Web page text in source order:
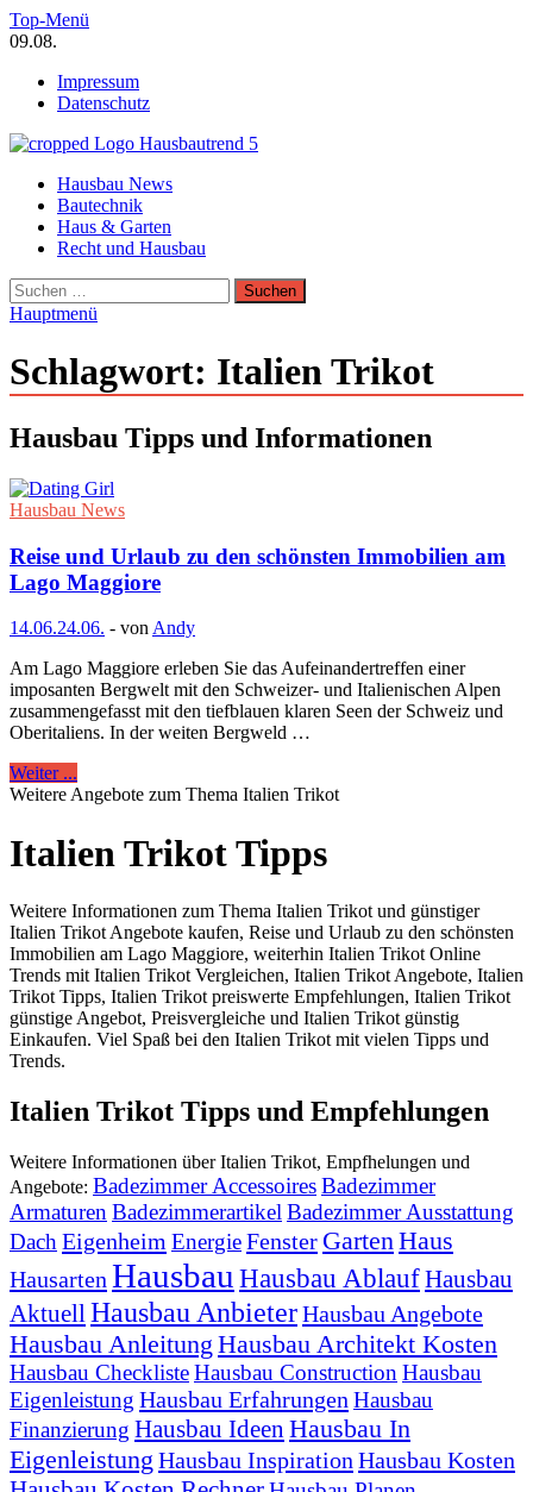
Zum
Inhalt
Top-Menü
09.08.
Impressum
Datenschutz
Hausbautrend Hausbau Trends
Hausbau, Modernisierung, Energietechnik, Haustechnik
Hausbau News
Bautechnik
Haus & Garten
Recht und Hausbau
Suchen
nach:
Hauptmenü
Schlagwort: Italien Trikot
Hausbau Tipps und Informationen
Hausbau News
Reise und Urlaub zu den schönsten Immobilien am
Lago Maggiore
14.06.24.06. - von Andy
Am Lago Maggiore erleben Sie das Aufeinandertreffen einer
imposanten Bergwelt mit den Schweizer- und Italienischen Alpen
zusammengefasst mit den tiefblauen klaren Seen der Schweiz und
Oberitaliens. In der weiten Bergweld …
Weiter ...
Weitere Angebote zum Thema Italien Trikot
Italien Trikot Tipps
Weitere Informationen zum Thema Italien Trikot und günstiger
Italien Trikot Angebote kaufen, Reise und Urlaub zu den schönsten
Immobilien am Lago Maggiore, weiterhin Italien Trikot Online
Trends mit Italien Trikot Vergleichen, Italien Trikot Angebote, Italien
Trikot Tipps, Italien Trikot preiswerte Empfehlungen, Italien Trikot
günstige Angebot, Preisvergleiche und Italien Trikot günstig
Einkaufen. Viel Spaß bei den Italien Trikot mit vielen Tipps und
Trends.
Italien Trikot Tipps und Empfehlungen
Weitere Informationen über Italien Trikot, Empfhelungen und
Angebote: Badezimmer AccessoiresBadezimmer
Armaturen Badezimmerartikel Badezimmer Ausstattung
Dach Eigenheim EnergieFenster Garten Haus
Hausarten Hausbau Hausbau AblaufHausbau
AktuellHausbau AnbieterHausbau Angebote
Hausbau Anleitung Hausbau Architekt Kosten
Hausbau ChecklisteHausbau Construction Hausbau
Eigenleistung Hausbau Erfahrungen Hausbau
Finanzierung Hausbau Ideen Hausbau In
Eigenleistung Hausbau Inspiration Hausbau Kosten